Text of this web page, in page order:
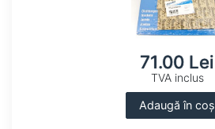
71.00 Lei
TVA inclus
Adaugă în coș